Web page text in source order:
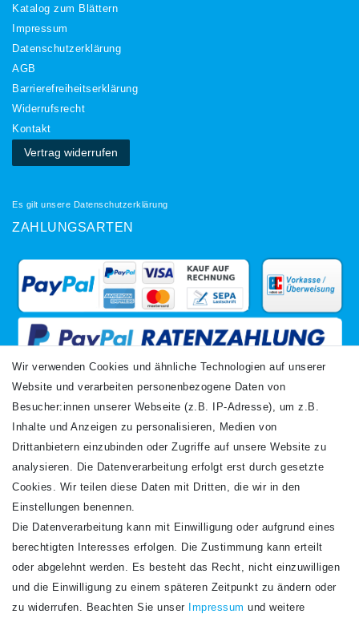
Katalog zum Blättern
Impressum
Daten­schutz­erklärung
AGB
Barrierefreiheitserklärung
Widerrufs­recht
Kontakt
Vertrag widerrufen
Es gilt unsere Datenschutzerklärung
ZAHLUNGSARTEN
VERSANDARTEN
Newsletter
Honig
Hiermit bestätige ich, dass ich dieDaten­schutz­erklärunggelesen habe. Meine
Wir verwenden Cookies und ähnliche Technologien auf unserer
Website und verarbeiten personenbezogene Daten von
Besucher:innen unserer Webseite (z.B. IP-Adresse), um z.B.
Inhalte und Anzeigen zu personalisieren, Medien von
Drittanbietern einzubinden oder Zugriffe auf unsere Website zu
analysieren. Die Datenverarbeitung erfolgt erst durch gesetzte
Cookies. Wir teilen diese Daten mit Dritten, die wir in den
Einstellungen benennen.
Die Datenverarbeitung kann mit Einwilligung oder aufgrund eines
berechtigten Interesses erfolgen. Die Zustimmung kann erteilt
oder abgelehnt werden. Es besteht das Recht, nicht einzuwilligen
und die Einwilligung zu einem späteren Zeitpunkt zu ändern oder
zu widerrufen. Beachten Sie unser
Impressum und weitere